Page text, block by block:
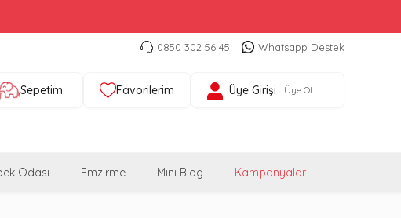
0850 302 56 45 Whatsapp Destek
Sepetim Favorilerim Üye Girişi Üye Ol
Odası Emzirme Mini Blog Kampanyalar